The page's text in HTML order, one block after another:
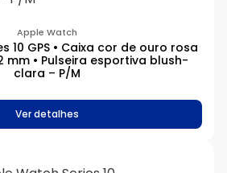
Apple Watch
10 GPS • Caixa cor de ouro rosa
mm • Pulseira esportiva blush-
clara – P/M
Ver detalhes